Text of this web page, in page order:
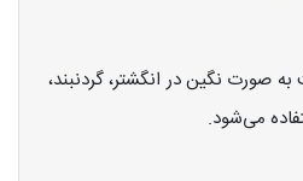
به صورت نگین در انگشتر، گردنبند،
می‌شود.